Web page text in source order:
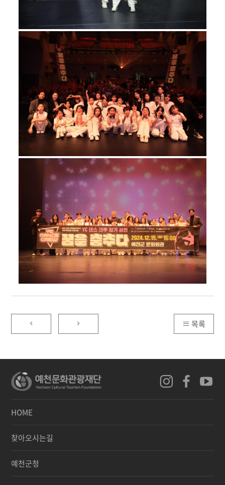
목록
HOME
찾아오시는길
예천군청